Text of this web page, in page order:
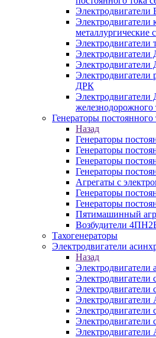
Электродвигатели
металлургические
Электродвигатели
ДРК
Электродвигатели
железнодорожного
Генераторы постоянного
Назад
Генераторы
Генераторы
Генераторы
Генераторы
Агрегаты с
Генераторы
Генераторы
Пятимашинный
Возбудители
Тахогенераторы
Электродвигатели
Назад
Электродвигатели
Электродвигатели
Электродвигатели